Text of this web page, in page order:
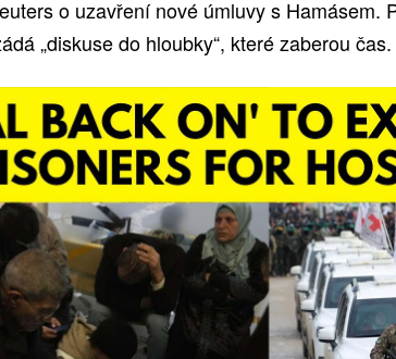
o uzavření nové úmluvy s Hamásem.
„diskuse do hloubky“, které zaberou čas.